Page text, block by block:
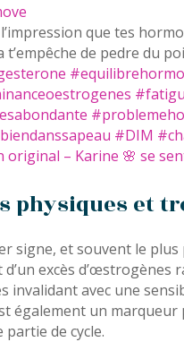
que tes
t’empêche de pedre du
#DIM
original – Karine 🌸 se
physiques et
signe, et souvent le
excès
invalidant avec une
également un marqueur
partie de cycle.